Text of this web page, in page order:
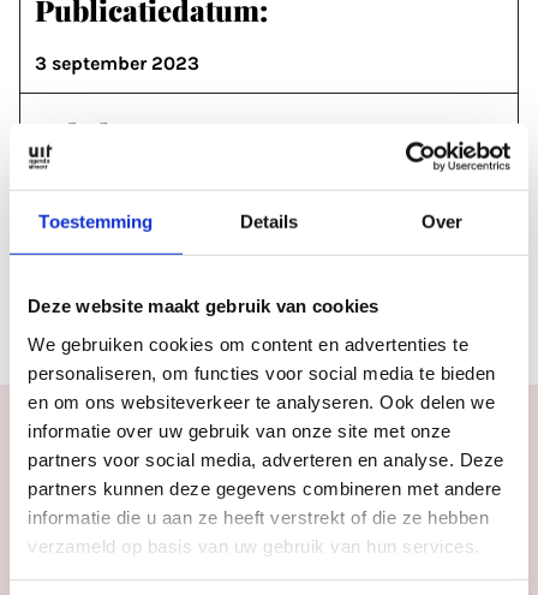
Toestemming Details Over
Deze website maakt gebruik van cookies
We gebruiken cookies om content en advertenties te
personaliseren, om functies voor social media te bieden
en om ons websiteverkeer te analyseren. Ook delen we
informatie over uw gebruik van onze site met onze
partners voor social media, adverteren en analyse. Deze
partners kunnen deze gegevens combineren met andere
informatie die u aan ze heeft verstrekt of die ze hebben
verzameld op basis van uw gebruik van hun services.
Publicatiedatum:
3 september 2023
Labels & tags
Rubrieken
NIEUWS
Agenda
Meerinspiratiein